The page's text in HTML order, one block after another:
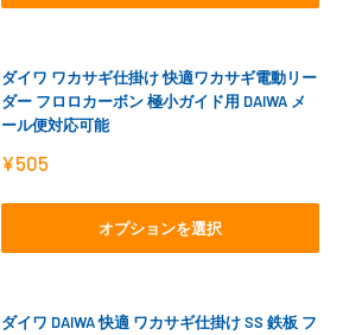
ダイワ ワカサギ仕掛け 快適ワカサギ電動リー
ダー フロロカーボン 極小ガイド用 DAIWA メ
ール便対応可能
販
価
¥505
オプションを選択
ダイワ DAIWA 快適 ワカサギ仕掛け SS 鉄板 フ